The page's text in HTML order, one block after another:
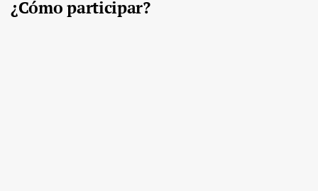
¿Cómo participar?